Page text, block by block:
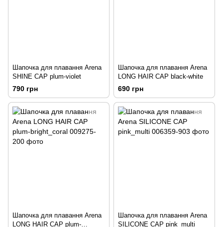
Шапочка для плавання Arena
SHINE CAP plum-violet
790 грн
Шапочка для плавання Arena
LONG HAIR CAP black-white
690 грн
Шапочка для плавання Arena
LONG HAIR CAP plum-
Шапочка для плавання Arena
SILICONE CAP pink_multi